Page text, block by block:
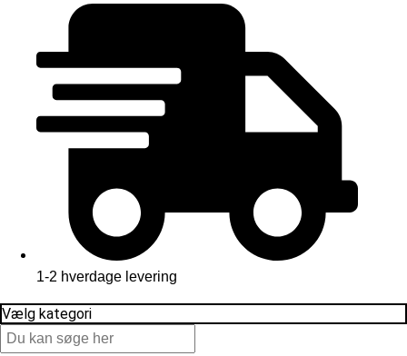
1-2 hverdage levering
Vælg kategori